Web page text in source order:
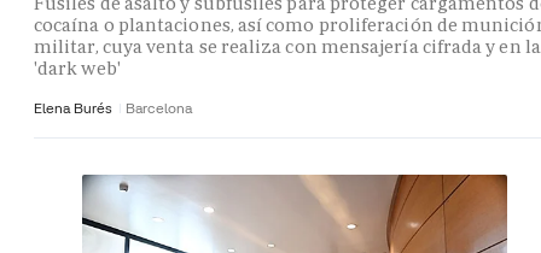
cocaína o plantaciones, así como proliferación de
militar, cuya venta se realiza con mensajería cifrada y en la
'dark web'
Elena Burés Barcelona